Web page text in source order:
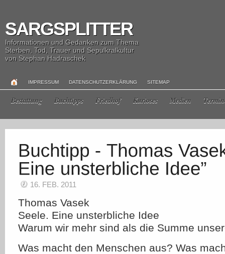
SARGSPLITTER
Informationen und Gedanken zum Thema
Sterben, Tod, Trauer und Sepulkralkultur
von Stephan Hadraschek
IMPRESSUM DATENSCHUTZERKLÄRUNG SITEMAP
Bestattung Buchtipps Friedhof Kurioses Medien
16. FEB. 2011
Thomas Vasek
Seele. Eine unsterbliche Idee
Warum wir mehr sind als die Summe
Was macht den Menschen aus? Was